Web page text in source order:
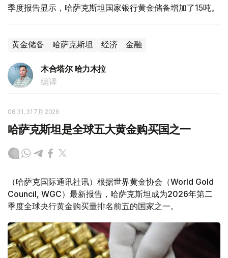
季度报告显示，哈萨克斯坦国家银行黄金储备增加了15吨。
黄金储备 哈萨克斯坦 经济 金融
木合塔尔 哈力木拉
编译
08:31, 31 7月 2026
哈萨克斯坦是全球五大黄金购买国之一
（哈萨克国际通讯社讯）根据世界黄金协会（World Gold
Council, WGC）最新报告，哈萨克斯坦成为2026年第二
季度全球央行黄金购买量排名前五的国家之一。